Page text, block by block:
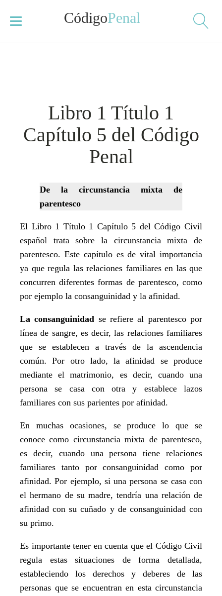
CódigoPenal
Libro 1 Título 1
Capítulo 5 del Código
Penal
De la circunstancia mixta de
parentesco
El Libro 1 Título 1 Capítulo 5 del Código Civil
español trata sobre la circunstancia mixta de
parentesco. Este capítulo es de vital importancia
ya que regula las relaciones familiares en las que
concurren diferentes formas de parentesco, como
por ejemplo la consanguinidad y la afinidad.
La consanguinidad se refiere al parentesco por
línea de sangre, es decir, las relaciones familiares
que se establecen a través de la ascendencia
común. Por otro lado, la afinidad se produce
mediante el matrimonio, es decir, cuando una
persona se casa con otra y establece lazos
familiares con sus parientes por afinidad.
En muchas ocasiones, se produce lo que se
conoce como circunstancia mixta de parentesco,
es decir, cuando una persona tiene relaciones
familiares tanto por consanguinidad como por
afinidad. Por ejemplo, si una persona se casa con
el hermano de su madre, tendría una relación de
afinidad con su cuñado y de consanguinidad con
su primo.
Es importante tener en cuenta que el Código Civil
regula estas situaciones de forma detallada,
estableciendo los derechos y deberes de las
personas que se encuentran en esta circunstancia